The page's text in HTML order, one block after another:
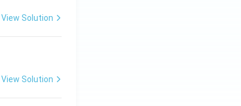
View Solution
View Solution